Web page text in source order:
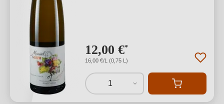
12,00 €*
16,00 €/L (0,75 L)
1